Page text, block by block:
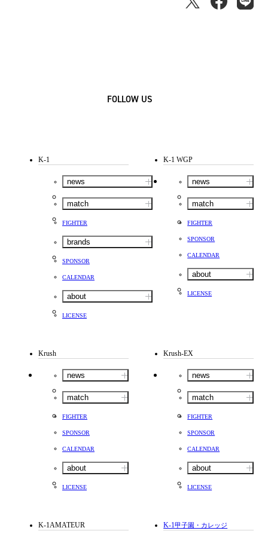
FOLLOW US
K-1
news
match
FIGHTER
brands
SPONSOR
CALENDAR
about
LICENSE
K-1 WGP
news
match
FIGHTER
SPONSOR
CALENDAR
about
LICENSE
Krush
news
match
FIGHTER
SPONSOR
CALENDAR
about
LICENSE
Krush-EX
news
match
FIGHTER
SPONSOR
CALENDAR
about
LICENSE
K-1AMATEUR K-1甲子園・カレッジ